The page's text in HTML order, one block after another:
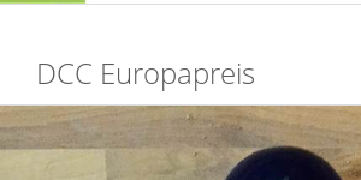
DCC Europapreis